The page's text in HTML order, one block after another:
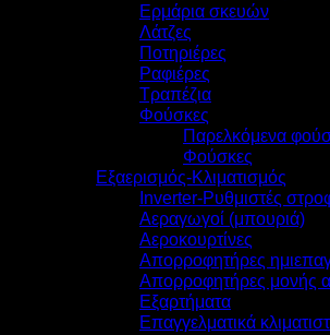
Ερμάρια σκευών
Λάτζες
Ποτηριέρες
Ραφιέρες
Τραπέζια
Φούσκες
Παρελκόμενα
Φούσκες
Εξαερισμός-Κλιματισμός
Inverter-Ρυθμιστές
Αεραγωγοί (μπουριά)
Αεροκουρτίνες
Απορροφητήρες
Απορροφητήρες μονής
Εξαρτήματα
Επαγγελματικά